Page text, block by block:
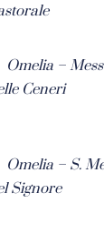
Omelia –
Ceneri
Omelia – S.
Signore